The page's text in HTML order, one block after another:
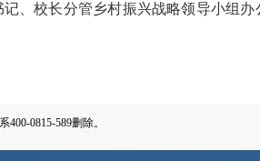
、校长分管乡村振兴战略领导小组
0815-589删除。